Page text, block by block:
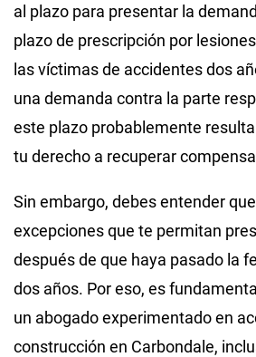
al plazo para presentar la
plazo de prescripción por
las víctimas de accidentes dos
una demanda contra la parte
este plazo probablemente
tu derecho a recuperar
Sin embargo, debes entender
excepciones que te permitan
después de que haya pasado la
dos años. Por eso, es
un abogado experimentado en
construcción en Carbondale,